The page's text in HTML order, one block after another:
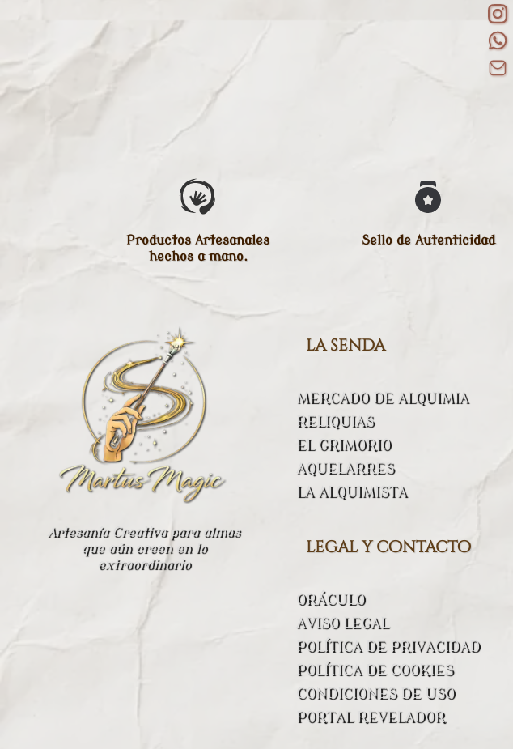
Productos Artesanales
hechos a mano.
Sello de Autenticidad
Artesanía Creativa para almas
que aún creen en lo
extraordinario
la senda
MERCADO DE ALQUIMIA
RELIQUIAS
EL GRIMORIO
AQUELARRES
LA ALQUIMISTA
legal y contacto
ORÁCULO
AVISO LEGAL
POLÍTICA DE PRIVACIDAD
POLÍTICA DE COOKIES
CONDICIONES DE USO
PORTAL REVELADOR